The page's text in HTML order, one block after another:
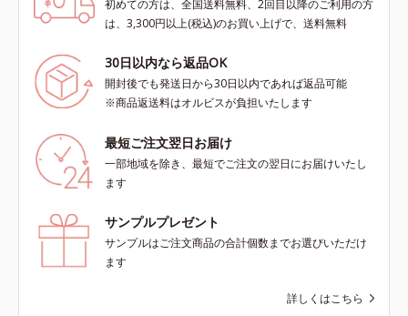
初めての方は、全国送料無料、2回目以降のご利用の方
は、3,300円以上(税込)のお買い上げで、送料無料
30日以内なら返品OK
開封後でも発送日から30日以内であれば返品可能
※商品返送料はオルビスが負担いたします
最短ご注文翌日お届け
一部地域を除き、最短でご注文の翌日にお届けいたし
ます
サンプルプレゼント
サンプルはご注文商品の合計個数までお選びいただけ
ます
詳しくはこちら